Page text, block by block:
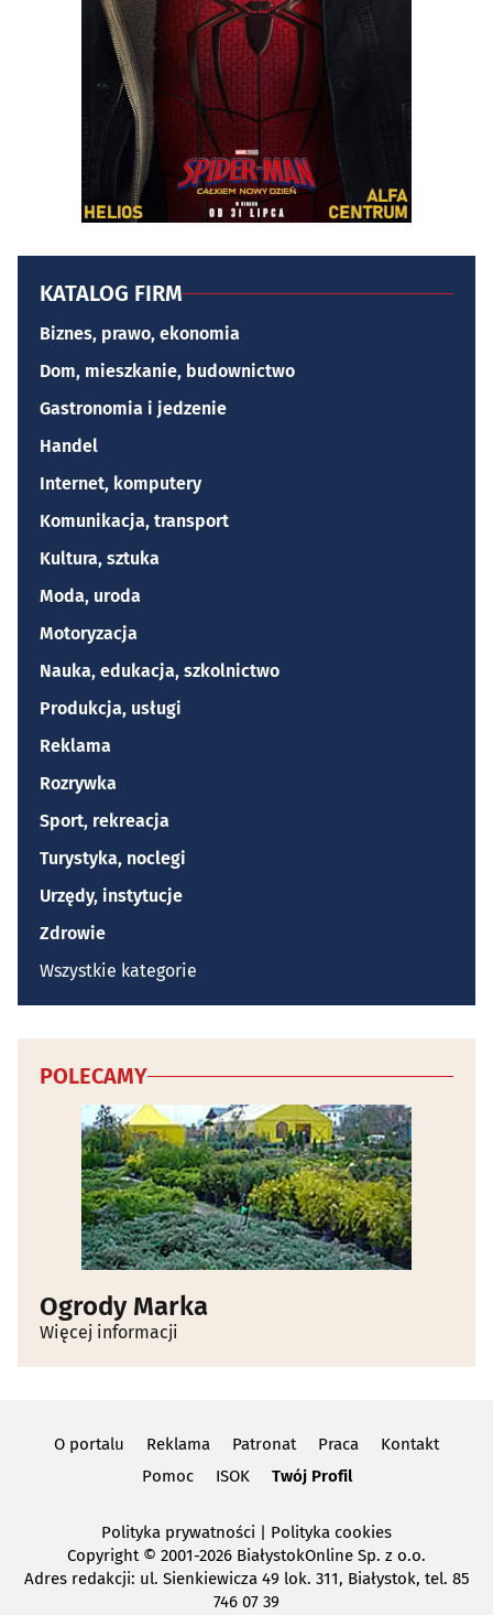
KATALOG FIRM
Biznes, prawo, ekonomia
Dom, mieszkanie, budownictwo
Gastronomia i jedzenie
Handel
Internet, komputery
Komunikacja, transport
Kultura, sztuka
Moda, uroda
Motoryzacja
Nauka, edukacja, szkolnictwo
Produkcja, usługi
Reklama
Rozrywka
Sport, rekreacja
Turystyka, noclegi
Urzędy, instytucje
Zdrowie
Wszystkie kategorie
POLECAMY
Ogrody Marka
Więcej informacji
O portalu Reklama Patronat Praca
Kontakt
Pomoc
ISOK Twój Profil
Polityka prywatności | Polityka cookies
Copyright© 2001-2026 BiałystokOnline Sp. z o.o.
Adres redakcji: ul. Sienkiewicza 49 lok. 311, Białystok, tel. 85
746 07 39